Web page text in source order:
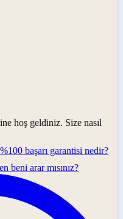
hoş geldiniz. Size nasıl
%100 başarı garantisi nedir?
beni arar mısınız?